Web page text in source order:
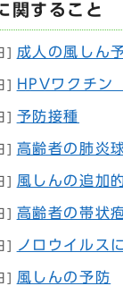
関すること
] 成人の風しん
] HPVワクチン
] 予防接種
] 高齢者の肺炎
] 風しんの追加
] 高齢者の帯状
] ノロウイルス
] 風しんの予防